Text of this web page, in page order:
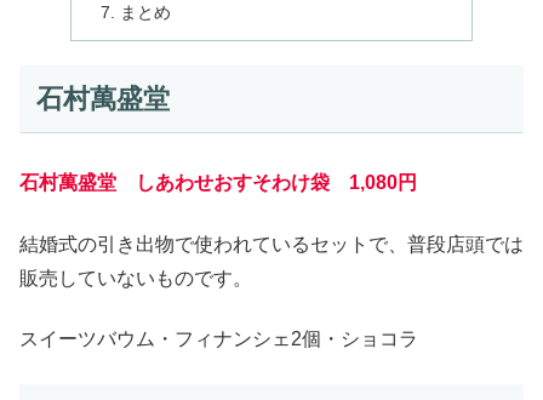
まとめ
石村萬盛堂
石村萬盛堂 しあわせおすそわけ袋 1,080円
結婚式の引き出物で使われているセットで、普段店頭では
販売していないものです。
スイーツバウム・フィナンシェ2個・ショコラ